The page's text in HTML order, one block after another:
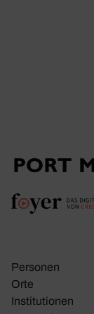
Personen
Orte
Insti­tu­tionen